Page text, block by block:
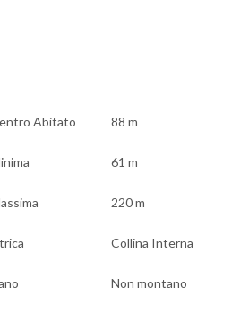
Abitato 88 m
61 m
220 m
Collina Interna
Non montano